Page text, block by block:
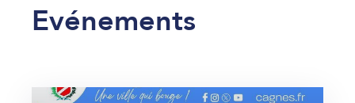
Evénements